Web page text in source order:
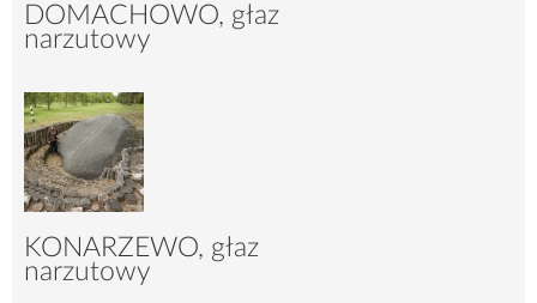
DOMACHOWO, głaz
narzutowy
3940 22
KONARZEWO, głaz
narzutowy